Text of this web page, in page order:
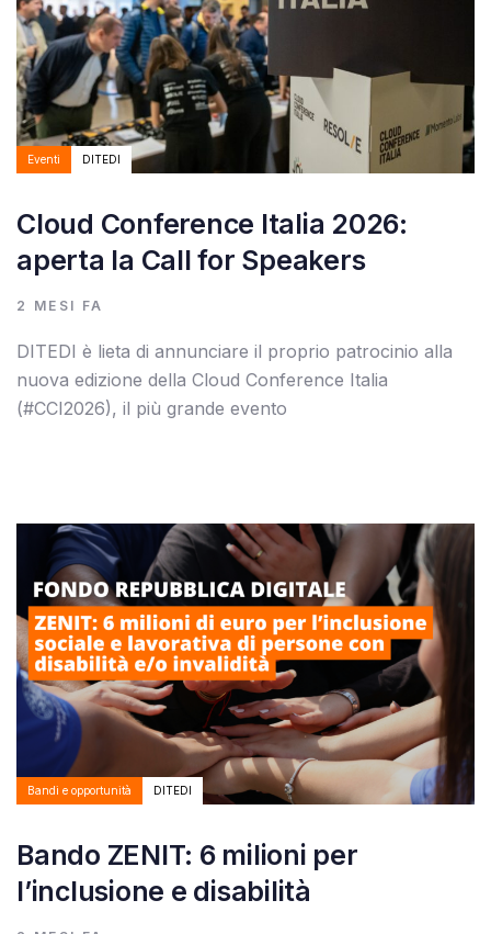
Eventi DITEDI
Cloud Conference Italia 2026:
aperta la Call for Speakers
2 MESI FA
DITEDI è lieta di annunciare il proprio patrocinio alla
nuova edizione della Cloud Conference Italia
(#CCI2026), il più grande evento
Bandi e opportunità DITEDI
Bando ZENIT: 6 milioni per
l’inclusione e disabilità